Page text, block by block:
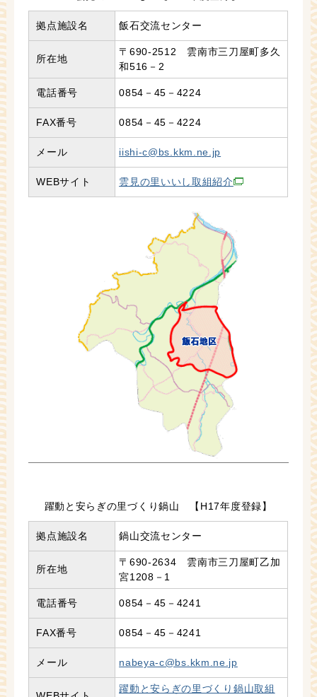
拠点施設名 飯石交流センター
所在地
〒690-2512 雲南市三刀屋町多久
和516－2
電話番号 0854－45－4224
FAX番号 0854－45－4224
メール iishi-c@bs.kkm.ne.jp
WEBサイト 雲見の里いいし取組紹介
躍動と安らぎの里づくり鍋山 【H17年度登録】
拠点施設名 鍋山交流センター
所在地
〒690-2634 雲南市三刀屋町乙加
宮1208－1
電話番号 0854－45－4241
FAX番号 0854－45－4241
メール nabeya-c@bs.kkm.ne.jp
躍動と安らぎの里づくり鍋山取組